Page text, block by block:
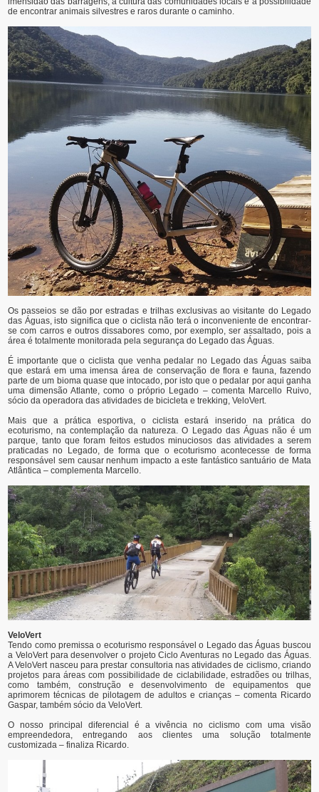
de encontrar animais silvestres e raros durante o caminho.
Os passeios se dão por estradas e trilhas exclusivas ao visitante do Legado
das Águas, isto significa que o ciclista não terá o inconveniente de encontrar-
se com carros e outros dissabores como, por exemplo, ser assaltado, pois a
área é totalmente monitorada pela segurança do Legado das Águas.
É importante que o ciclista que venha pedalar no Legado das Águas saiba
que estará em uma imensa área de conservação de flora e fauna, fazendo
parte de um bioma quase que intocado, por isto que o pedalar por aqui ganha
uma dimensão Atlante, como o próprio Legado – comenta Marcello Ruivo,
sócio da operadora das atividades de bicicleta e trekking, VeloVert.
Mais que a prática esportiva, o ciclista estará inserido na prática do
ecoturismo, na contemplação da natureza. O Legado das Águas não é um
parque, tanto que foram feitos estudos minuciosos das atividades a serem
praticadas no Legado, de forma que o ecoturismo acontecesse de forma
responsável sem causar nenhum impacto a este fantástico santuário de Mata
Atlântica – complementa Marcello.
VeloVert
Tendo como premissa o ecoturismo responsável o Legado das Águas buscou
a VeloVert para desenvolver o projeto Ciclo Aventuras no Legado das Águas.
A VeloVert nasceu para prestar consultoria nas atividades de ciclismo, criando
projetos para áreas com possibilidade de ciclabilidade, estradões ou trilhas,
como também, construção e desenvolvimento de equipamentos que
aprimorem técnicas de pilotagem de adultos e crianças – comenta Ricardo
Gaspar, também sócio da VeloVert.
O nosso principal diferencial é a vivência no ciclismo com uma visão
empreendedora, entregando aos clientes uma solução totalmente
customizada – finaliza Ricardo.